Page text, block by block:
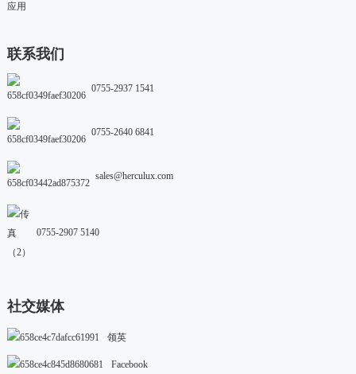
应用
联系我们
0755-2937 1541
0755-2640 6841
sales@herculux.com
0755-2907 5140
社交媒体
领英
Facebook